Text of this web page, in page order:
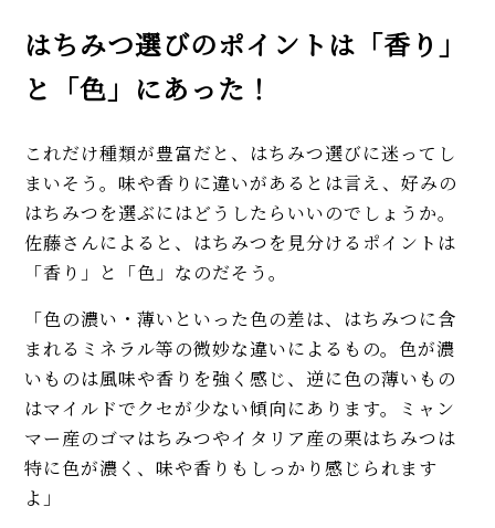
はちみつ選びのポイントは「香り」
と「色」にあった！
これだけ種類が豊富だと、はちみつ選びに迷ってし
まいそう。味や香りに違いがあるとは言え、好みの
はちみつを選ぶにはどうしたらいいのでしょうか。
佐藤さんによると、はちみつを見分けるポイントは
「香り」と「色」なのだそう。
「色の濃い・薄いといった色の差は、はちみつに含
まれるミネラル等の微妙な違いによるもの。色が濃
いものは風味や香りを強く感じ、逆に色の薄いもの
はマイルドでクセが少ない傾向にあります。ミャン
マー産のゴマはちみつやイタリア産の栗はちみつは
特に色が濃く、味や香りもしっかり感じられます
よ」